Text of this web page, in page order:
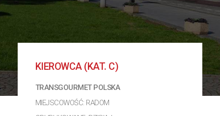
KIEROWCA (KAT. C)
TRANSGOURMET POLSKA
MIEJSCOWOŚĆ: RADOM